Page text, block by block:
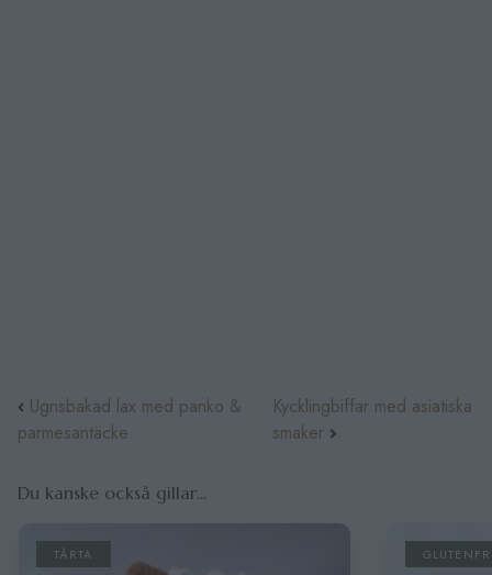
Ugnsbakad lax med panko &
parmesantäcke
Kycklingbiffar med asiatiska
smaker
Du kanske också gillar...
TÅRTA GLUTENFRITT,